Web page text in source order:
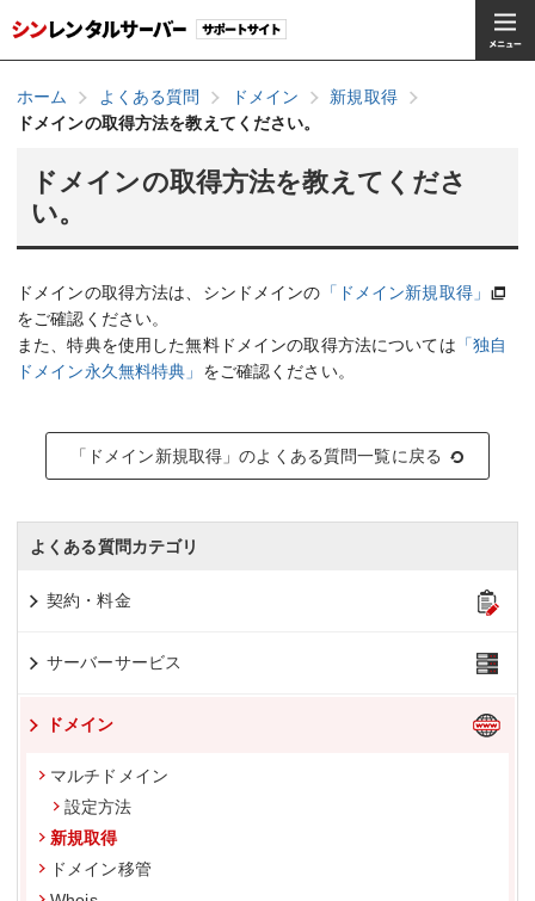
ホーム よくある質問 ドメイン
新規取得
ドメインの取得方法を教えてください。
ドメインの取得方法を教えてくださ
い。
ドメインの取得方法は、シンドメインの 「ドメイン新規取得」
をご確認ください。
また、特典を使用した無料ドメインの取得方法については 「独自
ドメイン永久無料特典」 をご確認ください。
「ドメイン新規取得」のよくある質問一覧に戻る
よくある質問カテゴリ
契約・料金
サーバーサービス
ドメイン
マルチドメイン
設定方法
新規取得
ドメイン移管